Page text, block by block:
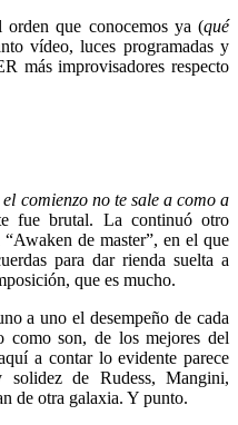
que conocemos ya (qué
vídeo, luces programadas y
más improvisadores respecto
comienzo no te sale a como a
fue brutal. La continuó otro
de master”, en el que
para dar rienda suelta a
que es mucho.
a uno el desempeño de cada
como son, de los mejores del
a contar lo evidente parece
de Rudess, Mangini,
de otra galaxia. Y punto.